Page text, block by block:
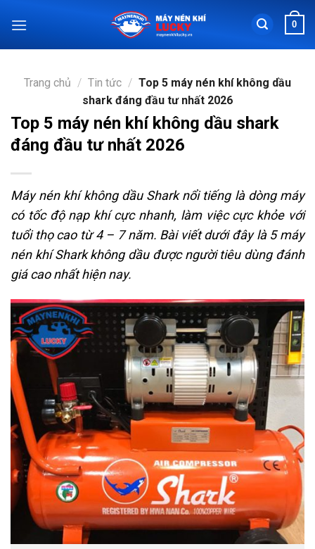
đến
0
Trang chủ / Tin tức / Top 5 máy nén khí không dầu
shark đáng đầu tư nhất 2026
Top 5 máy nén khí không dầu shark
đáng đầu tư nhất 2026
Máy nén khí không dầu Shark nổi tiếng là dòng máy
có tốc độ nạp khí cực nhanh, làm việc cực khỏe với
tuổi thọ cao từ 4 – 7 năm. Bài viết dưới đây là 5 máy
nén khí Shark không dầu được người tiêu dùng đánh
giá cao nhất hiện nay.